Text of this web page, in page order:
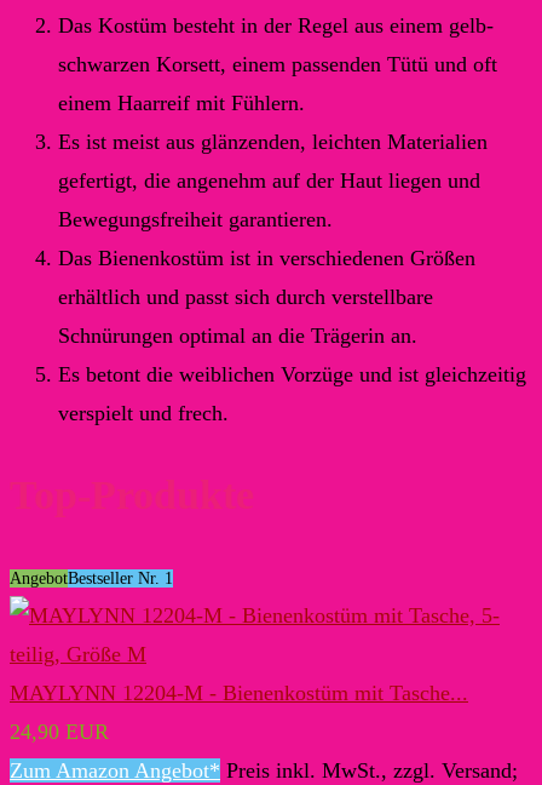
Das Kostüm besteht in der Regel aus einem gelb-
schwarzen Korsett, einem passenden Tütü und oft
einem Haarreif mit Fühlern.
Es ist meist aus glänzenden, leichten Materialien
gefertigt, die angenehm auf der Haut liegen und
Bewegungsfreiheit garantieren.
Das Bienenkostüm ist in verschiedenen Größen
erhältlich und passt sich durch verstellbare
Schnürungen optimal an die Trägerin an.
Es betont die weiblichen Vorzüge und ist gleichzeitig
verspielt und frech.
Top-Produkte
AngebotBestseller Nr. 1
MAYLYNN 12204-M - Bienenkostüm mit Tasche...
24,90 EUR
Zum Amazon Angebot* Preis inkl. MwSt., zzgl. Versand;